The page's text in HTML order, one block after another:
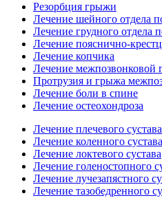
Резорбция грыжи
Лечение шейного отдела
Лечение грудного отдела
Лечение пояснично-
Лечение копчика
Лечение межпозвонковой
Протрузия и грыжа
Лечение боли в спине
Лечение остеохондроза
Лечение плечевого сустава
Лечение коленного сустава
Лечение локтевого сустава
Лечение голеностопного
Лечение лучезапястного
Лечение тазобедренного